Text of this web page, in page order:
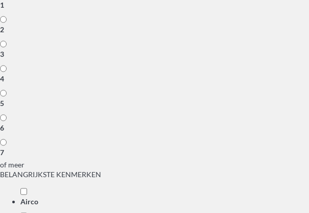
1
2
3
4
5
6
7
of meer
BELANGRIJKSTE KENMERKEN
Airco